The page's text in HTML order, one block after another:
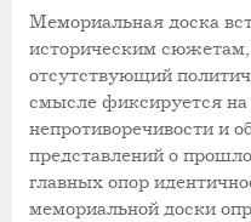
Мемориальная доска
историческим
отсутствующий
смысле фиксируется на
непротиворечивости и
представлений о
главных опор
мемориальной доски